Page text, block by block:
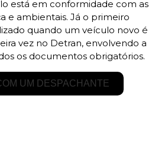
está em conformidade com as
e ambientais. Já o primeiro
quando um veículo novo é
vez no Detran, envolvendo a
os documentos obrigatórios.
UM DESPACHANTE